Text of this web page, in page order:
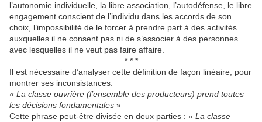
l’autonomie individuelle, la libre association, l’autodéfense, le libre
engagement conscient de l’individu dans les accords de son
choix, l’impossibilité de le forcer à prendre part à des activités
auxquelles il ne consent pas ni de s’associer à des personnes
avec lesquelles il ne veut pas faire affaire.
* * *
Il est nécessaire d’analyser cette définition de façon linéaire, pour
montrer ses inconsistances.
« La classe ouvrière (l’ensemble des producteurs) prend toutes
les décisions fondamentales »
Cette phrase peut-être divisée en deux parties : « La classe